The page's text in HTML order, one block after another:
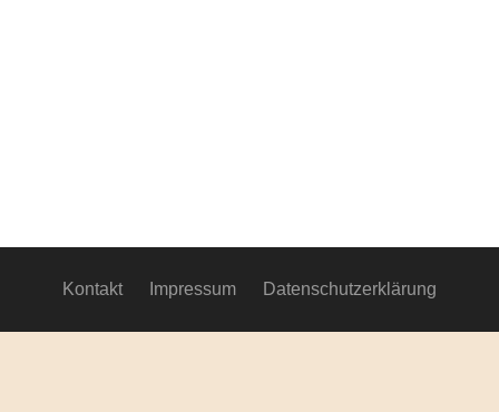
Kontakt Impressum Datenschutzerklärung